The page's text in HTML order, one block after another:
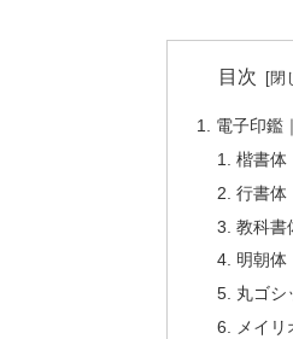
目次
電子印鑑
楷書体
行書体
教科書
明朝体
丸ゴシ
メイリ